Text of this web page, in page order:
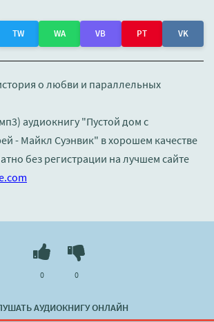
TW WA VB PT VK
о любви и параллельных
аудиокнигу "Пустой дом с
- Майкл Суэнвик" в хорошем качестве
без регистрации на лучшем сайте
АУДИОКНИГУ ОНЛАЙН
0 0